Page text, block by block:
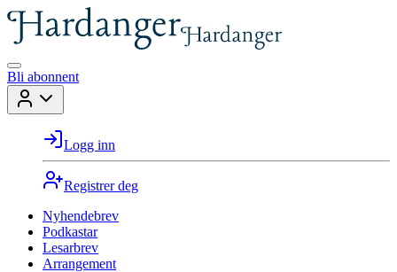
Bli abonnent
Logg inn
Registrer deg
Nyhendebrev
Podkastar
Lesarbrev
Arrangement